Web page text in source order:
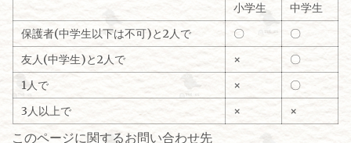
小学生
中学生
保護者(中学生以下は不可)と2人で
〇
〇
友人(中学生)と2人で
×
〇
1人で
×
〇
3人以上で
× ×
このページに関するお問い合わせ先